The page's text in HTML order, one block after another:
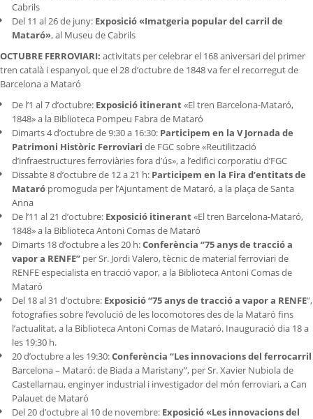
Cabrils
Del 11 al 26 de juny: Exposició «Imatgeria popular del carril de
Mataró», al Museu de Cabrils
OCTUBRE FERROVIARI: activitats per celebrar el 168 aniversari del primer
tren català i espanyol, que el 28 d’octubre de 1848 va fer el recorregut de
Barcelona a Mataró
De l’1 al 7 d’octubre: Exposició itinerant«El tren Barcelona-Mataró,
1848» a la Biblioteca Pompeu Fabra de Mataró
Dimarts 4 d’octubre de 9:30 a 16:30: Participem en la V Jornada de
Patrimoni Històric Ferroviari de FGC sobre «Reutilització
d’infraestructures ferroviàries fora d’ús», a l’edifici corporatiu d’FGC
Dissabte 8 d’octubre de 12 a 21 h: Participem en la Fira d’entitats de
Mataró promoguda per l’Ajuntament de Mataró, a la plaça de Santa
Anna
De l’11 al 21 d’octubre: Exposició itinerant«El tren Barcelona-Mataró,
1848» a la Biblioteca Antoni Comas de Mataró
Dimarts 18 d’octubre a les 20 h:Conferència “75 anys de tracció a
vapor a RENFE” per Sr. Jordi Valero, tècnic de material ferroviari de
RENFE especialista en tracció vapor, a la Biblioteca Antoni Comas de
Mataró
Del 18 al 31 d’octubre: Exposició “75 anys de tracció a vapor a RENFE”,
fotografies sobre l’evolució de les locomotores des de la Mataró fins
l’actualitat, a la Biblioteca Antoni Comas de Mataró. Inauguració dia 18 a
les 19:30 h.
20 d’octubre a les 19:30:Conferència “Les innovacions del ferrocarril
Barcelona – Mataró: de Biada a Maristany”, per Sr. Xavier Nubiola de
Castellarnau, enginyer industrial i investigador del món ferroviari, a Can
Palauet de Mataró
Del 20 d’octubre al 10 de novembre: Exposició «Les innovacions del